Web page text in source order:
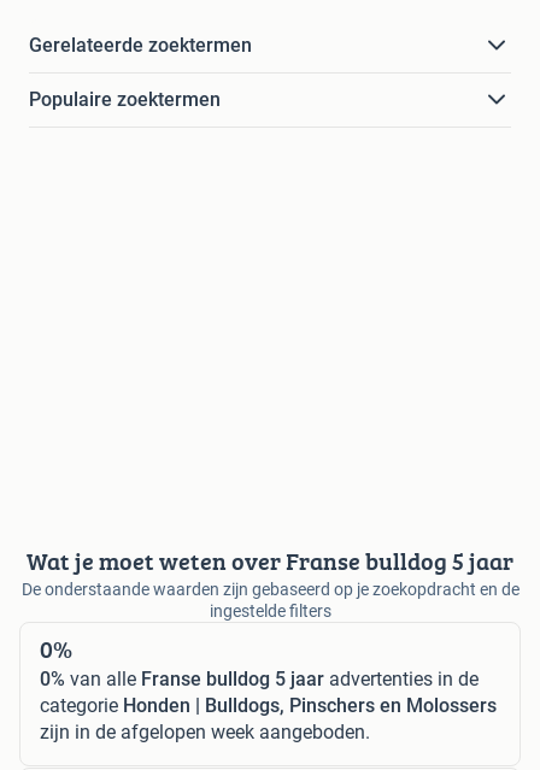
Gerelateerde zoektermen
Populaire zoektermen
Wat je moet weten over Franse bulldog 5 jaar
De onderstaande waarden zijn gebaseerd op je zoekopdracht en de
ingestelde filters
0%
0% van alle Franse bulldog 5 jaar advertenties in de
categorie Honden | Bulldogs, Pinschers en Molossers
zijn in de afgelopen week aangeboden.